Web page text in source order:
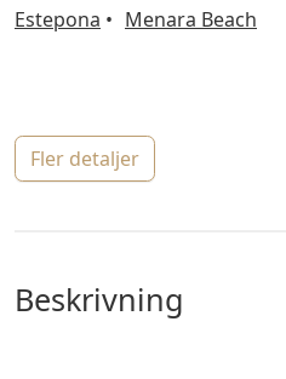
Estepona
Menara Beach
fler detaljer
beskrivning